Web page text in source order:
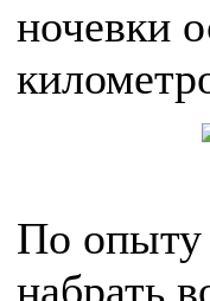
ночевки
По опыту
набрать